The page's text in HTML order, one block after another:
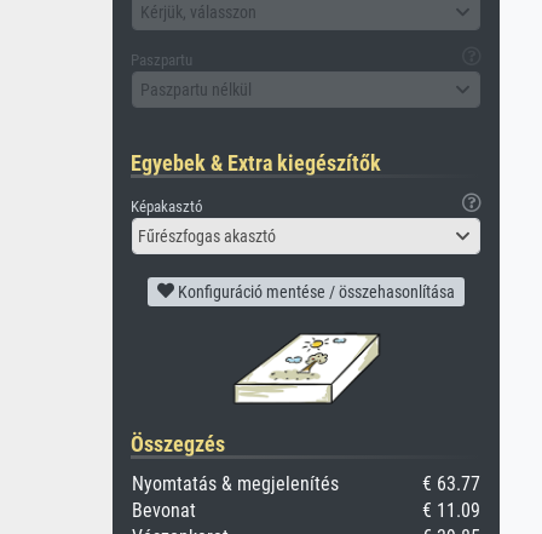
Kérjük, válasszon
Paszpartu
Paszpartu nélkül
Egyebek & Extra kiegészítők
Képakasztó
Fűrészfogas akasztó
Konfiguráció mentése / összehasonlítása
Összegzés
Nyomtatás & megjelenítés
€ 63.77
Bevonat
€ 11.09